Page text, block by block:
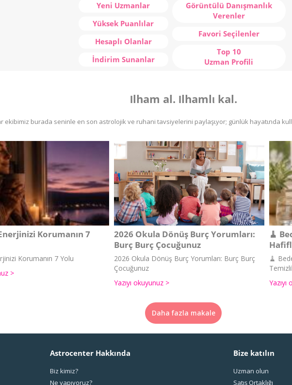
Yeni Uzmanlar
Yüksek Puanlılar
Hesaplı Olanlar
İndirim Sunanlar
Görüntülü Danışmanlık
Verenler
Favori Seçilenler
Top 10
Uzman Profili
Ιlham al. Ιlhamlι kal.
ekibimiz burada seninle en son astrolojik ve ruhani tavsiyelerini paylaşιyor; günlük hayatιnda
Korumanın 7
Korumanın 7 Yolu
>
2026 Okula Dönüş Burç Yorumları:
Burç Burç Çocuğunuz
2026 Okula Dönüş Burç Yorumları: Burç Burç
Çocuğunuz
Yazıyı okuyunuz >
🧹
🧹
Daha fazla makale
Astrocenter Hakkında
Biz kimiz?
Ne yapıyoruz?
Bize katılın
Uzman olun
Satış Ortaklığı